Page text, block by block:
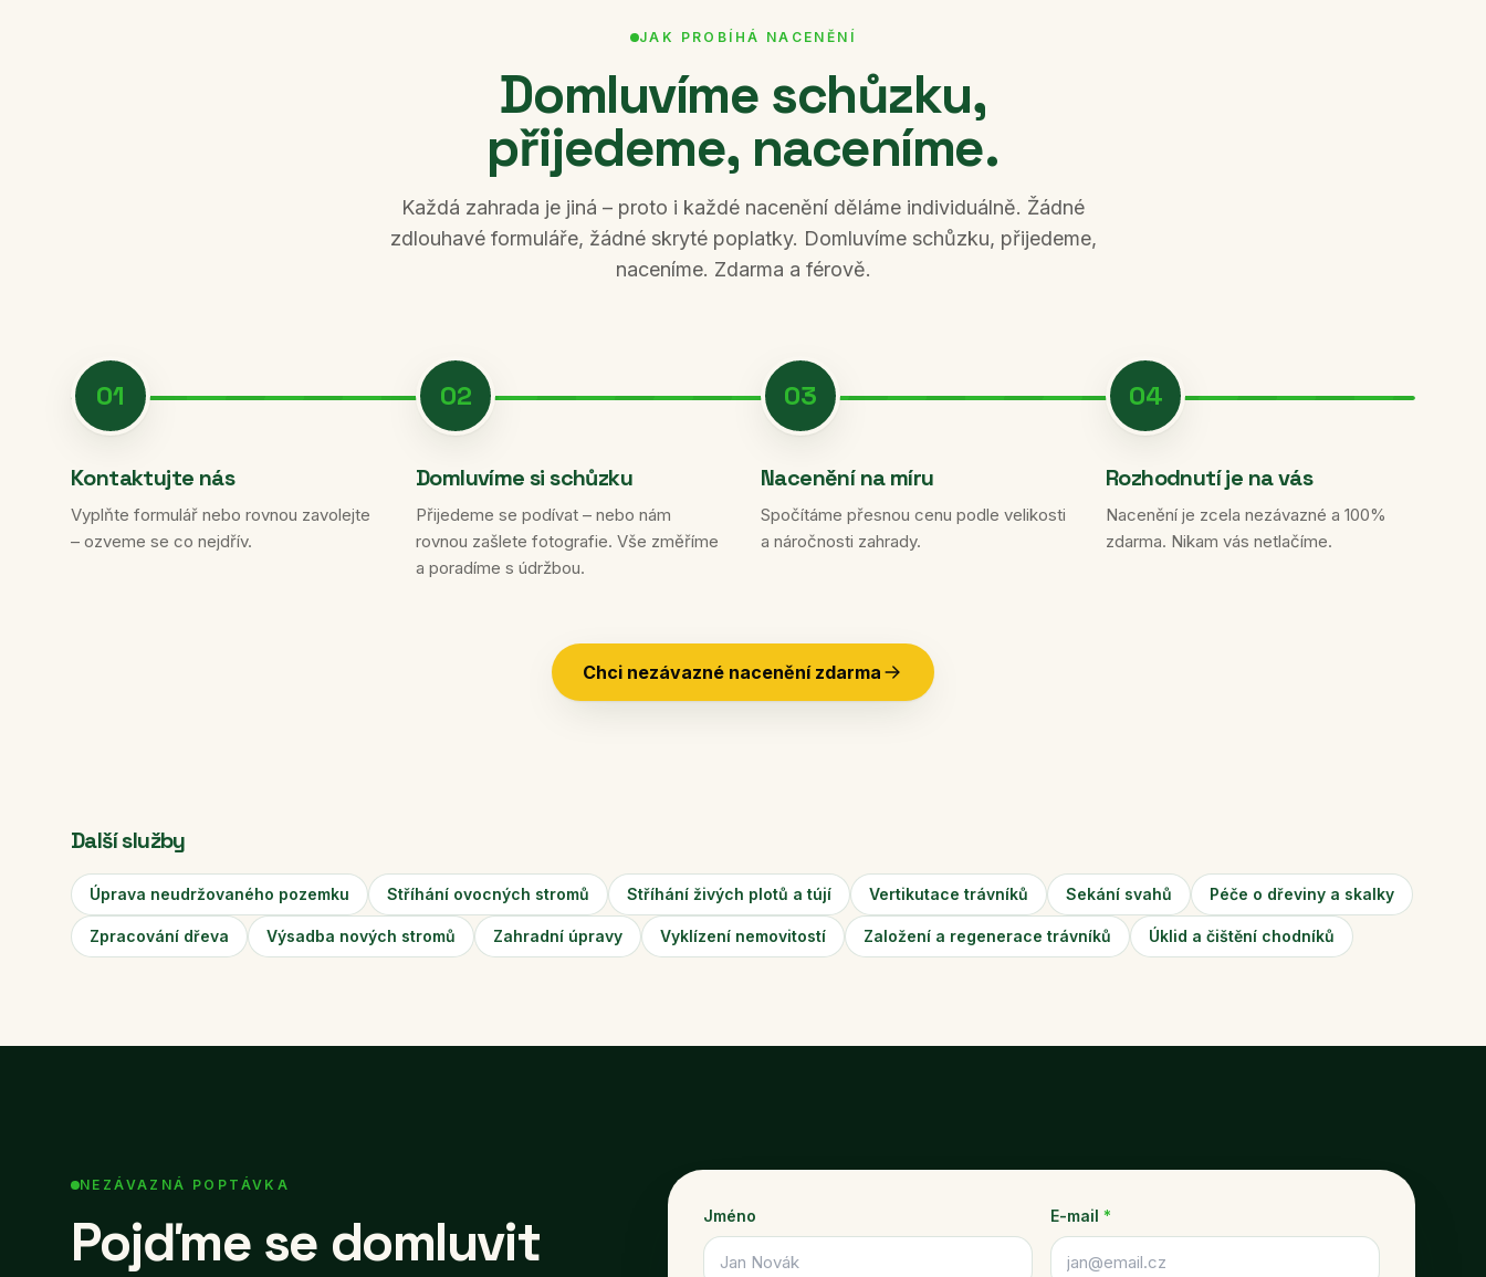
JAK PROBÍHÁ NACENĚNÍ
Domluvíme schůzku,
přijedeme, naceníme.
Každá zahrada je jiná – proto i každé nacenění děláme individuálně. Žádné
zdlouhavé formuláře, žádné skryté poplatky. Domluvíme schůzku, přijedeme,
naceníme. Zdarma a férově.
01
Kontaktujte nás
Vyplňte formulář nebo rovnou zavolejte
– ozveme se co nejdřív.
02
Domluvíme si schůzku
Přijedeme se podívat – nebo nám
rovnou zašlete fotografie. Vše změříme
a poradíme s údržbou.
03
Nacenění na míru
Spočítáme přesnou cenu podle velikosti
a náročnosti zahrady.
04
Rozhodnutí je na vás
Nacenění je zcela nezávazné a 100%
zdarma. Nikam vás netlačíme.
Chci nezávazné nacenění zdarma
Další služby
Úprava neudržovaného pozemku Stříhání ovocných stromů Stříhání živých plotů a tújí Vertikutace trávníků Sekání svahů Péče o dřeviny a skalky
Zpracování dřeva Výsadba nových stromů Zahradní úpravy Vyklízení nemovitostí Založení a regenerace trávníků Úklid a čištění chodníků
NEZÁVAZNÁ POPTÁVKA
Pojďme se domluvit Jméno E-mail *